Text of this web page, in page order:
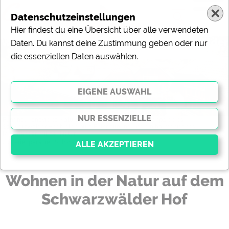
Wohnen in der Natur auf dem Schwarzwälder
Hof
Fünf neu renovierte Naturstammhäuser auf dem Ferienparadies
Schwarzwälder Hof bieten pure Entspannung und ein harmonisches
Miteinander mit der Natur.
(c) Ferienparadies Schwarzwälder Hof
Wohnen in der Natur auf dem
Schwarzwälder Hof
Datenschutzeinstellungen
Hier findest du eine Übersicht über alle verwendeten
Daten. Du kannst deine Zustimmung geben oder nur
die essenziellen Daten auswählen.
Essenziell
Essenzielle Cookies ermöglichen grundlegende
Funktionen und sind für die einwandfreie Funktion der